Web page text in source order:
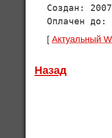
Создан:
Оплачен до:
[ Актуальный
Назад